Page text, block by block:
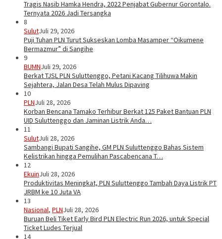
Tragis Nasib Hamka Hendra, 2022 Penjabat Gubernur Gorontalo.
Ternyata 2026 Jadi Tersangka
8
SulutJuli 29, 2026
Puji Tuhan PLN Turut Sukseskan Lomba Masamper “Oikumene
Bermazmur” di Sangihe
9
BUMNJuli 29, 2026
Berkat TJSL PLN Suluttenggo, Petani Kacang Tilihuwa Makin
Sejahtera, Jalan Desa Telah Mulus Dipaving
10
PLNJuli 28, 2026
Korban Bencana Tamako Terhibur Berkat 125 Paket Bantuan PLN
UID Suluttenggo dan Jaminan Listrik Anda…
11
SulutJuli 28, 2026
Sambangi Bupati Sangihe, GM PLN Suluttenggo Bahas Sistem
Kelistrikan hingga Pemulihan Pascabencana T…
12
EkuinJuli 28, 2026
Produktivitas Meningkat, PLN Suluttenggo Tambah Daya Listrik PT
JRBM ke 10 Juta VA
13
Nasional, PLNJuli 28, 2026
Buruan Beli Tiket Early Bird PLN Electric Run 2026, untuk Special
Ticket Ludes Terjual
14